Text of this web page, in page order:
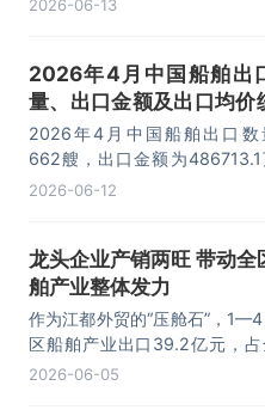
在定线制及其端部水域锚泊或
捞、养殖等碍航活动，商船航行
船作业将实现“空间隔离”，有效
海上交通安全。
2026-06-13
2026年4月中国船舶出
量、出口金额及出口均价
分析
2026年4月中国船舶出口数
662艘，出口金额为486713.1
元，出口均价为735.2万美元/艘
2026-06-12
龙头企业产销两旺 带动全
舶产业整体发力
作为江都外贸的“压舱石”，
区船舶产业出口39.2亿元，占
出口总额的46.0%，同比
2026-06-05